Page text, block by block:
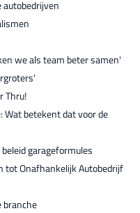
autobedrijven
we als team beter samen'
Thru!
Wat betekent dat voor de
garageformules
tot Onafhankelijk Autobedrijf
branche